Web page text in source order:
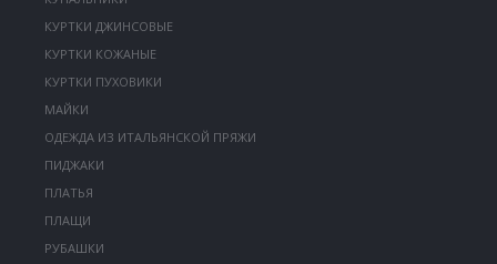
КУРТКИ ДЖИНСОВЫЕ
КУРТКИ КОЖАНЫЕ
КУРТКИ ПУХОВИКИ
МАЙКИ
ОДЕЖДА ИЗ ИТАЛЬЯНСКОЙ ПРЯЖИ
ПИДЖАКИ
ПЛАТЬЯ
ПЛАЩИ
РУБАШКИ